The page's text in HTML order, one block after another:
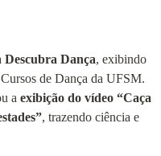
Descubra Dança, exibindo
de Dança da UFSM.
a exibição do vídeo “Caça
, trazendo ciência e